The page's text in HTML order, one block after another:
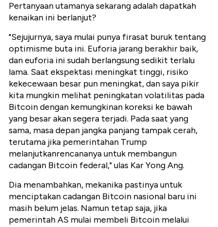
Pertanyaan utamanya sekarang adalah dapatkah
kenaikan ini berlanjut?
"Sejujurnya, saya mulai punya firasat buruk tentang
optimisme buta ini. Euforia jarang berakhir baik,
dan euforia ini sudah berlangsung sedikit terlalu
lama. Saat ekspektasi meningkat tinggi, risiko
kekecewaan besar pun meningkat, dan saya pikir
kita mungkin melihat peningkatan volatilitas pada
Bitcoin dengan kemungkinan koreksi ke bawah
yang besar akan segera terjadi. Pada saat yang
sama, masa depan jangka panjang tampak cerah,
terutama jika pemerintahan Trump
melanjutkanrencananya untuk membangun
cadangan Bitcoin federal," ulas Kar Yong Ang.
Dia menambahkan, mekanika pastinya untuk
menciptakan cadangan Bitcoin nasional baru ini
masih belum jelas. Namun tetap saja, jika
pemerintah AS mulai membeli Bitcoin melalui